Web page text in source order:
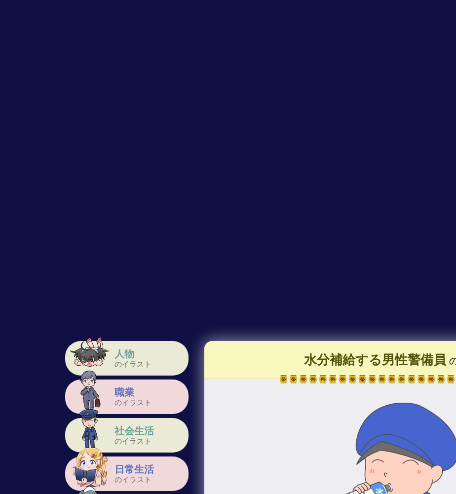
人物
のイラスト
職業
のイラスト
社会生活
のイラスト
日常生活
のイラスト
水分補給する男性警備員